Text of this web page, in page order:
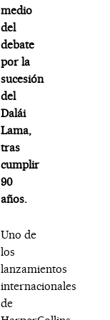
medio
del
debate
por la
sucesión
del
Dalái
Lama,
tras
cumplir
90
años.
Uno de
los
lanzamientos
internacionales
de